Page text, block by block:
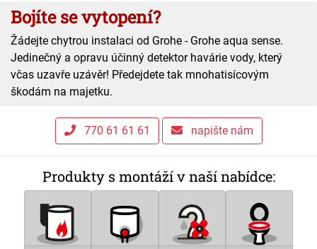
Bojíte se vytopení?
Žádejte chytrou instalaci od Grohe - Grohe aqua sense.
Jedinečný a opravu účinný detektor havárie vody, který
včas uzavře uzávěr! Předejdete tak mnohatisícovým
škodám na majetku.
770 61 61 61 napište nám
Produkty s montáží v naší nabídce: